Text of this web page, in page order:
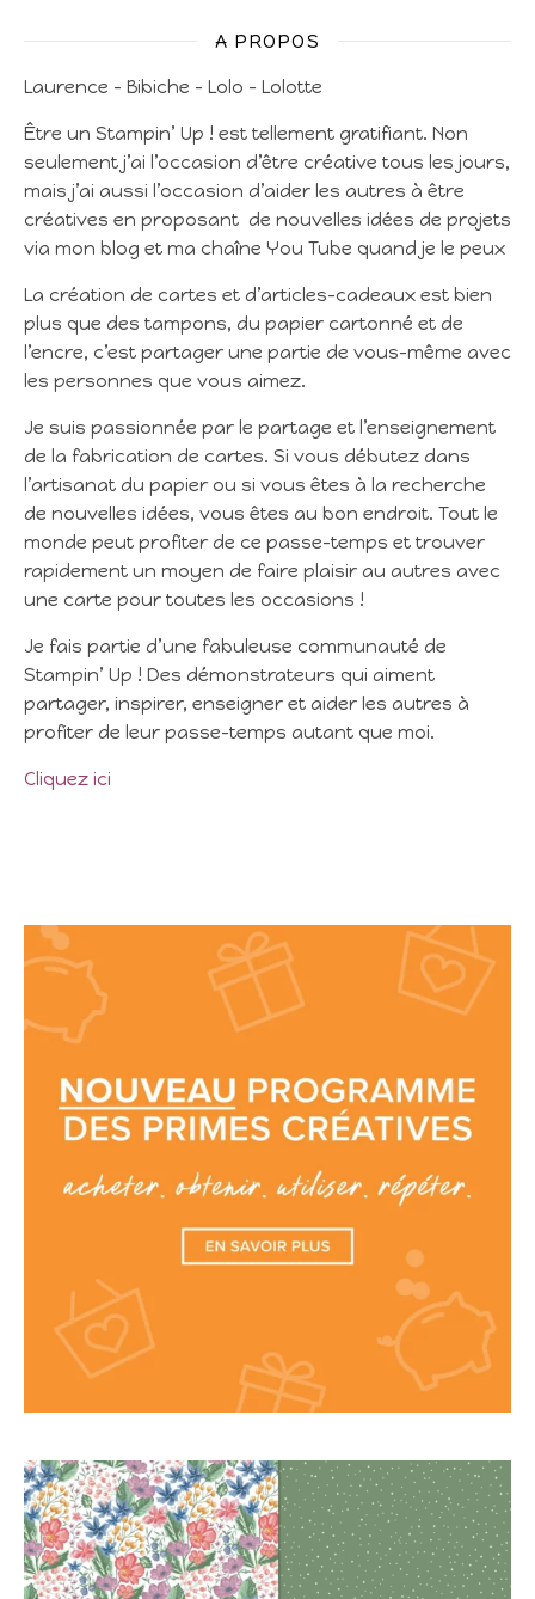
A PROPOS
Laurence – Bibiche – Lolo – Lolotte
Être un Stampin’ Up ! est tellement gratifiant. Non
seulement j’ai l’occasion d’être créative tous les jours,
mais j’ai aussi l’occasion d’aider les autres à être
créatives en proposant de nouvelles idées de projets
via mon blog et ma chaîne You Tube quand je le peux
La création de cartes et d’articles-cadeaux est bien
plus que des tampons, du papier cartonné et de
l’encre, c’est partager une partie de vous-même avec
les personnes que vous aimez.
Je suis passionnée par le partage et l’enseignement
de la fabrication de cartes. Si vous débutez dans
l’artisanat du papier ou si vous êtes à la recherche
de nouvelles idées, vous êtes au bon endroit. Tout le
monde peut profiter de ce passe-temps et trouver
rapidement un moyen de faire plaisir au autres avec
une carte pour toutes les occasions !
Je fais partie d’une fabuleuse communauté de
Stampin’ Up ! Des démonstrateurs qui aiment
partager, inspirer, enseigner et aider les autres à
profiter de leur passe-temps autant que moi.
Cliquez ici